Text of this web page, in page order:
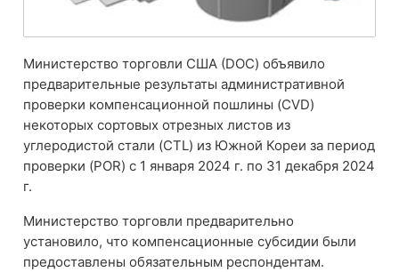
Министерство торговли США (DOC) объявило
предварительные результаты административной
проверки компенсационной пошлины (CVD)
некоторых сортовых отрезных листов из
углеродистой стали (CTL) из Южной Кореи за период
проверки (POR) с 1 января 2024 г. по 31 декабря 2024
г.
Министерство торговли предварительно
установило, что компенсационные субсидии были
предоставлены обязательным респондентам.